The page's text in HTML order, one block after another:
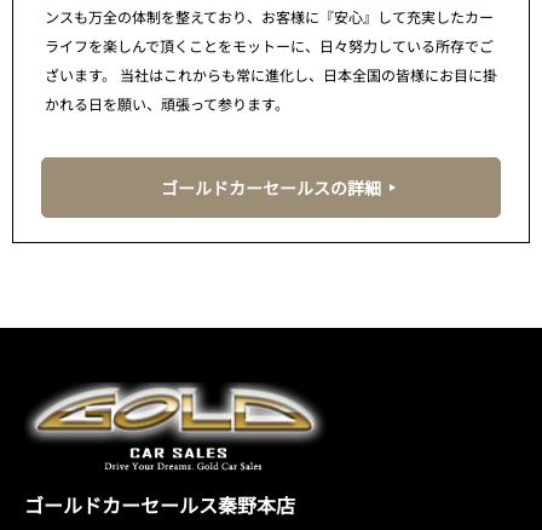
ンスも万全の体制を整えており、お客様に『安心』して充実したカー
ライフを楽しんで頂くことをモットーに、日々努力している所存でご
ざいます。 当社はこれからも常に進化し、日本全国の皆様にお目に掛
かれる日を願い、頑張って参ります。
ゴールドカーセールスの詳細
ゴールドカーセールス秦野本店